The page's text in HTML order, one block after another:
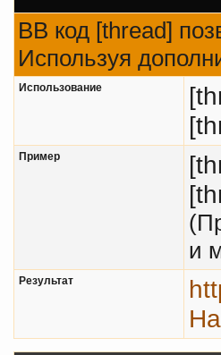
BB код [thread]
Используя
Использование
Пример
и
Результат